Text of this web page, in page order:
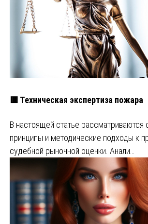
🟥 Техническая экспертиза пожара
В настоящей статье рассматриваются
принципы и методические подходы к
судебной рыночной оценки. Анали…